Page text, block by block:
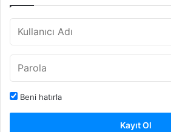
Beni hatırla
Kayıt Ol